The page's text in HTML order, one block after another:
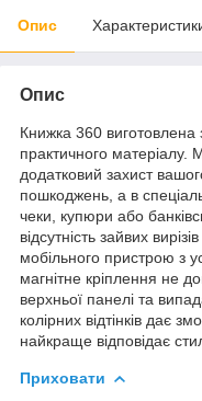
Опис
Опис
Книжка 360 виготовлена
практичного матеріалу.
додатковий захист
пошкоджень, а в
чеки, купюри або
відсутність зайвих
мобільного пристрою з
магнітне кріплення не
верхньої панелі та
колірних відтінків дає
найкраще відповідає
Приховати